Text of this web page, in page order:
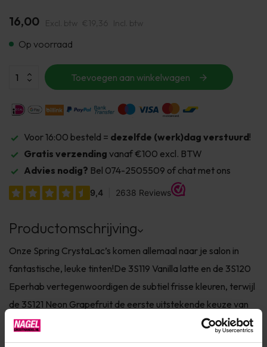
16,00 Excl. btw €19,36 Incl. btw
Op voorraad
Toevoegen aan winkelwagen
Voor 16:00 besteld = dezelfde (werk)dag verstuurd!
Gratis verzending vanaf €100 excl. BTW
Advies nodig? Bel 074-2505509 of chat met ons
Productomschrijving
Onze Spring CrystaLac’s komen allemaal naar je salon in
fantastische, leuke tinten!De 3S119 Vanilla latte en de 3S120
Eperhab vertegenwoordigen de subtiel frisse kleuren, terwijl
de 3S121 Neon Grapefruit de eerste uitstekende keuze van
het seizoen zal zijn. Eindelijk komen de “hete stralen” van de
3S122 Sun tevoorschijn en verwarmen de harten...